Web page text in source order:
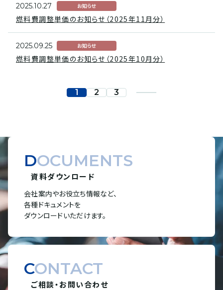
2025.10.27 お知らせ
燃料費調整単価のお知らせ（2025年11月分）
2025.09.25 お知らせ
燃料費調整単価のお知らせ（2025年10月分）
1 2 3
DOCUMENTS
資料ダウンロード
会社案内やお役立ち情報など、
各種ドキュメントを
ダウンロードいただけます。
CONTACT
ご相談・お問い合わせ